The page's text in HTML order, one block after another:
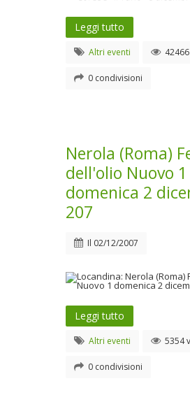
Leggi tutto
Altri eventi
0 condivisioni
Nerola (Roma)
dell'olio Nuovo 1
domenica 2
207
Il 02/12/2007
Leggi tutto
Altri eventi 5354
0 condivisioni